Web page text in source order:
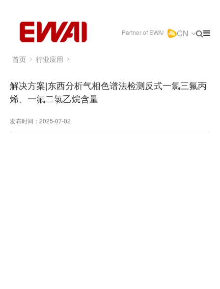
Partner of EWAI CN
首页 行业应用
解决方案|东西分析气相色谱法检测反式一氯三氟丙
烯、一氟二氯乙烷含量
发布时间：2025-07-02